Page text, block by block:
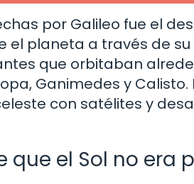
por Galileo fue el
el planeta a través de
que orbitaban
Ganimedes y Calisto.
con satélites y
que el Sol no era